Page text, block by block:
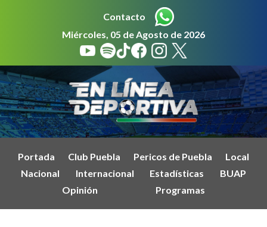
Contacto
Miércoles, 05 de Agosto de 2026
Portada Club Puebla Pericos de Puebla
Local
Nacional
Internacional Estadísticas
BUAP
Opinión
Programas